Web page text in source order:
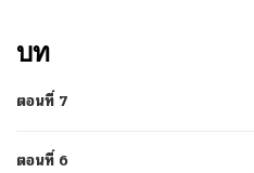
บท
ตอนที่ 7
ตอนที่ 6